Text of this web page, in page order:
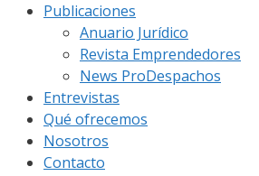
Publicaciones
Anuario Jurídico
Revista Emprendedores
News ProDespachos
Entrevistas
Qué ofrecemos
Nosotros
Contacto